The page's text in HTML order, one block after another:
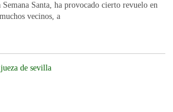
Semana Santa, ha provocado cierto revuelo en
vecinos, a